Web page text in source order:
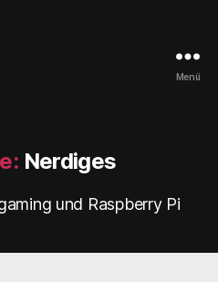
Menü
Nerdiges
und Raspberry Pi